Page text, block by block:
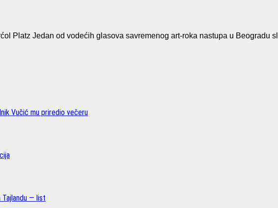
Platz Jedan od vodećih glasova savremenog art-roka nastupa u Beogradu
Vučić mu priredio večeru
Tajlandu — list